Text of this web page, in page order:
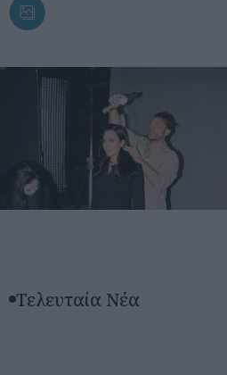
Τελευταία Νέα